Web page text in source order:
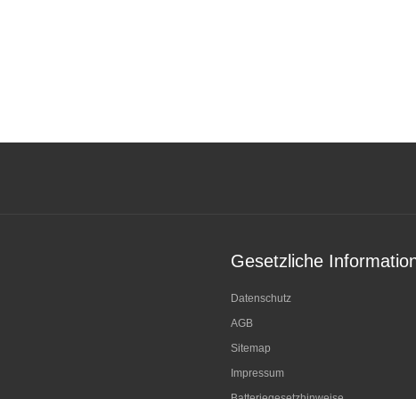
Gesetzliche
Datenschutz
AGB
Sitemap
Impressum